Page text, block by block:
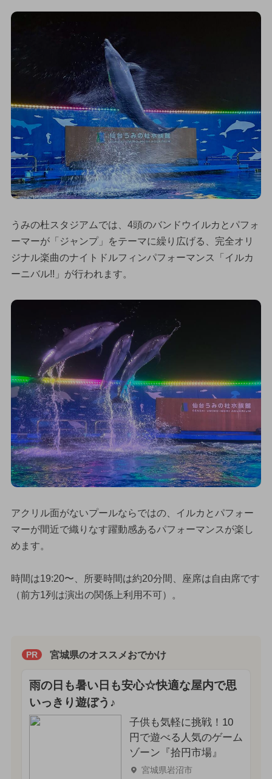
うみの杜スタジアムでは、4頭のバンドウイルカとパフォ
ーマーが「ジャンプ」をテーマに繰り広げる、完全オリ
ジナル楽曲のナイトドルフィンパフォーマンス「イルカ
ーニバル!!」が行われます。
アクリル面がないプールならではの、イルカとパフォー
マーが間近で織りなす躍動感あるパフォーマンスが楽し
めます。
時間は19:20〜、所要時間は約20分間、座席は自由席です
（前方1列は演出の関係上利用不可）。
PR 宮城県のオススメおでかけ
雨の日も暑い日も安心☆快適な屋内で思
いっきり遊ぼう♪
子供も気軽に挑戦！10
円で遊べる人気のゲーム
ゾーン『拾円市場』
宮城県岩沼市